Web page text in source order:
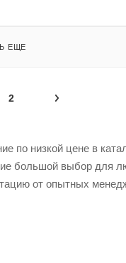
ЕЩЕ
2
по низкой цене в
большой выбор для
от опытных